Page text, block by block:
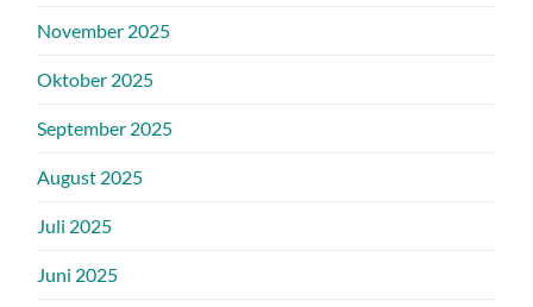
November 2025
Oktober 2025
September 2025
August 2025
Juli 2025
Juni 2025